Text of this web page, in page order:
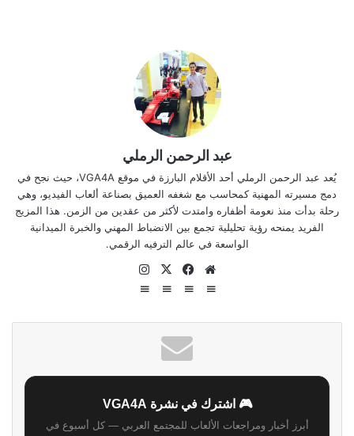
عبد الرحمن الرملي
يُعد عبد الرحمن الرملي أحد الأقلام البارزة في موقع VGA4A، حيث نجح في
دمج مسيرته المهنية كمحاسب مع شغفه العميق بصناعة ألعاب الفيديو، وهي
رحلة بدأت منذ نعومة أظفاره وامتدت لأكثر من عقدين من الزمن. هذا المزيج
الفريد يمنحه رؤية تحليلية تجمع بين الانضباط المهني والخبرة الميدانية
الواسعة في عالم الترفيه الرقمي.
موقع فيسبوك
‫X انستقرام
🎮 اشترك في نشرة VGA4A
أبرز أخبار ومراجعات الألعاب للمجتمع العربي — كل أسبوع في